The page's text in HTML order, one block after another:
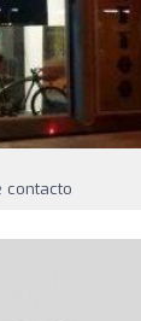
contacto